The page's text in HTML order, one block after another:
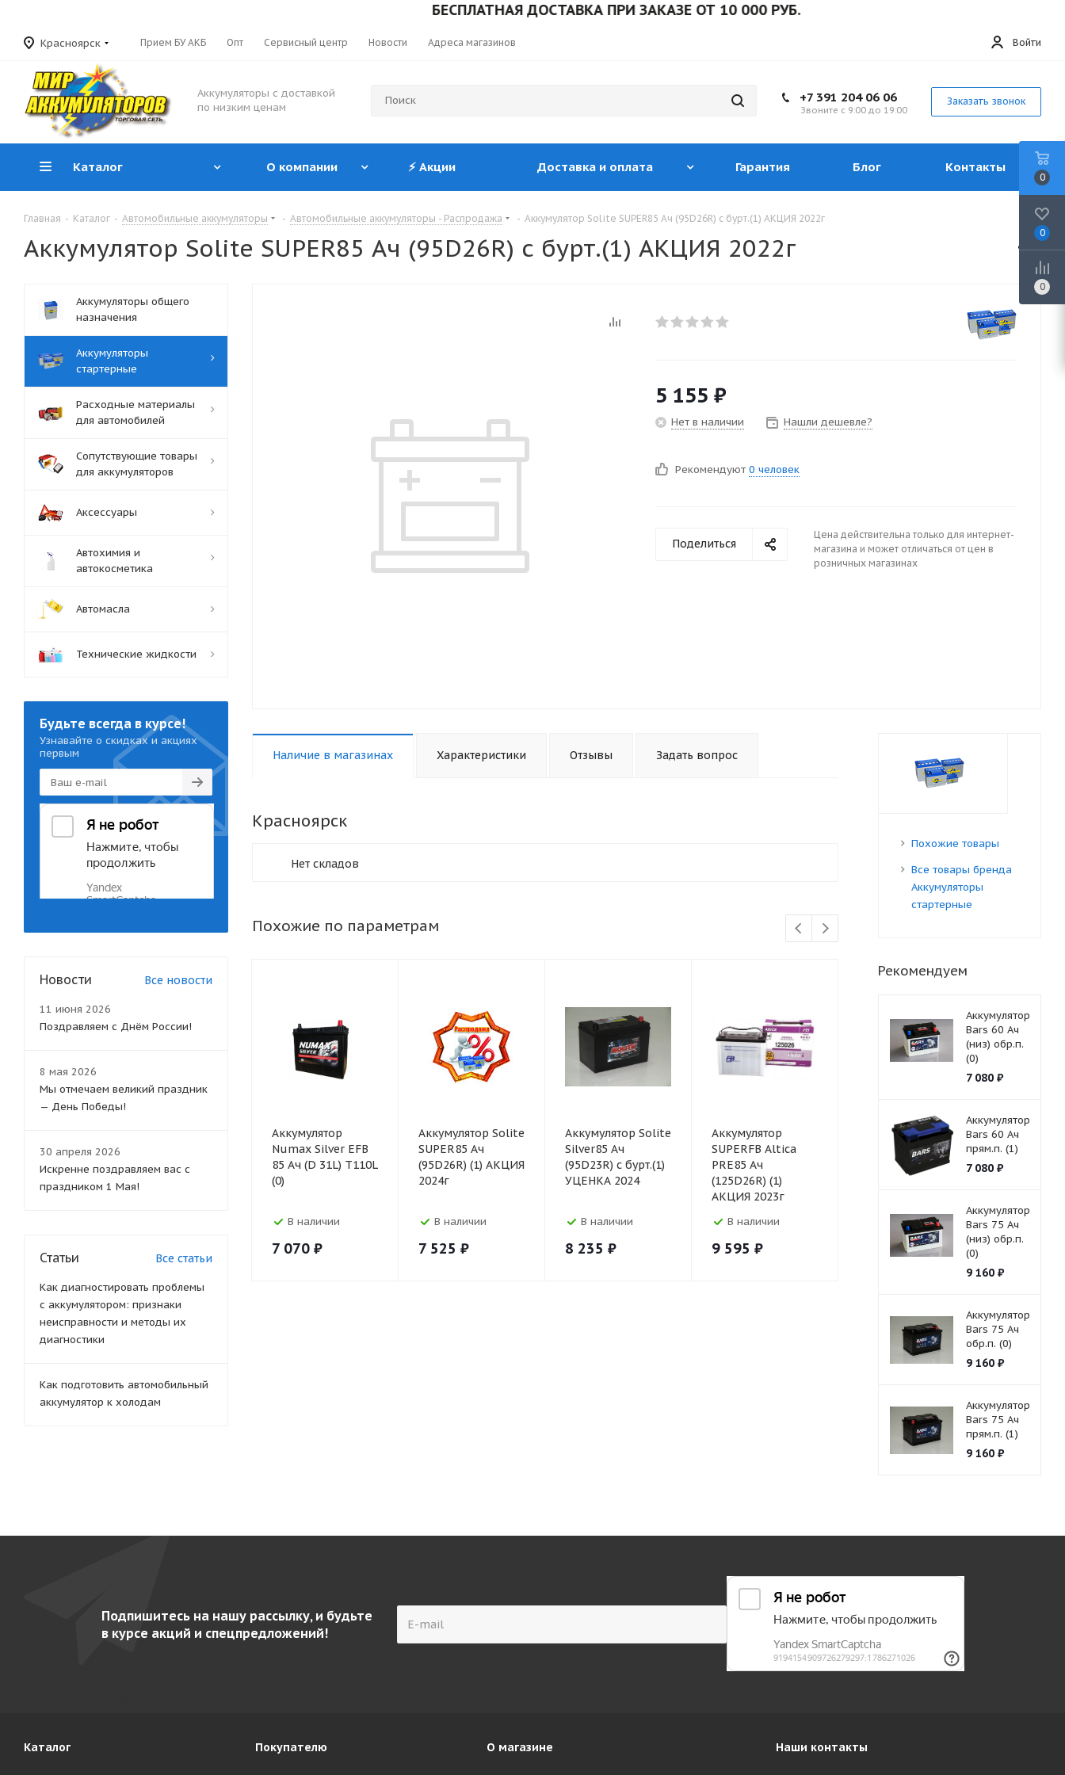
БЕСПЛАТНАЯ ДОСТАВКА ПРИ ЗАКАЗЕ ОТ 10 000 РУБ.
Красноярск Прием БУ АКБ Опт Сервисный центр Новости Адреса магазинов Войти
Аккумуляторы с доставкой
по низким ценам
+7 391 204 06 06
Звоните с 9:00 до 19:00
Заказать звонок
Каталог О компании ⚡ Акции Доставка и оплата Гарантия Блог Контакты
Главная - Каталог - Автомобильные аккумуляторы - Автомобильные аккумуляторы - Распродажа - Аккумулятор Solite SUPER85 Ач (95D26R) с бурт.(1) АКЦИЯ 2022г
Аккумулятор Solite SUPER85 Ач (95D26R) с бурт.(1) АКЦИЯ 2022г
5 155 ₽
Нет в наличии Нашли дешевле?
Рекомендуют 0 человек
Поделиться
Цена действительна только для интернет-
магазина и может отличаться от цен в
розничных магазинах
Наличие в магазинах Характеристики Отзывы Задать вопрос
Красноярск
Нет складов
Похожие по параметрам
Аккумулятор
Numax Silver EFB
85 Ач (D 31L) T110L
(0)
В наличии
7 070 ₽
Аккумулятор Solite
SUPER85 Ач
(95D26R) (1) АКЦИЯ
2024г
В наличии
7 525 ₽
Аккумулятор Solite
Silver85 Ач
(95D23R) с бурт.(1)
УЦЕНКА 2024
В наличии
8 235 ₽
Аккумулятор
SUPERFB Altica
PRE85 Ач
(125D26R) (1)
АКЦИЯ 2023г
В наличии
9 595 ₽
Аккумулятор Topla
Top 85 Ач (низ)
обр.п. (0)
В наличии
9 900₽
SUPERFB
11 040
Похожие товары
Все товары бренда
Аккумуляторы
стартерные
Рекомендуем
Аккумулятор
Bars 60 Ач
(низ) обр.п.
(0)
7 080₽
Аккумулятор
Bars 60 Ач
прям.п. (1)
7 080₽
Аккумулятор
Bars 75 Ач
(низ) обр.п.
(0)
9 160₽
Аккумулятор
Bars 75 Ач
обр.п. (0)
9 160₽
Аккумулятор
Bars 75 Ач
прям.п. (1)
9 160₽
Аккумуляторы общего
назначения
Аккумуляторы
стартерные
Расходные материалы
для автомобилей
Сопутствующие товары
для аккумуляторов
Аксессуары
Автохимия и
автокосметика
Автомасла
Технические жидкости
Будьте всегда в курсе!
Узнавайте о скидках и акциях
первым
Новости Все новости
11 июня 2026
Поздравляем с Днём России!
8 мая 2026
Мы отмечаем великий праздник
— День Победы!
30 апреля 2026
Искренне поздравляем вас с
праздником 1 Мая!
Статьи Все статьи
Как диагностировать проблемы
с аккумулятором: признаки
неисправности и методы их
диагностики
Как подготовить автомобильный
аккумулятор к холодам
Подпишитесь на нашу рассылку, и будьте
в курсе акций и спецпредложений!
Каталог Покупателю О магазине Наши контакты
0
0
0